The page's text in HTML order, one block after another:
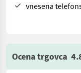
vnesena
Ocena trgovca